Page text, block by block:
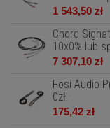
1 543,50 zł
Chord
10x0% lub
7 307,10 zł
Fosi Audio
0zł!
175,42 zł